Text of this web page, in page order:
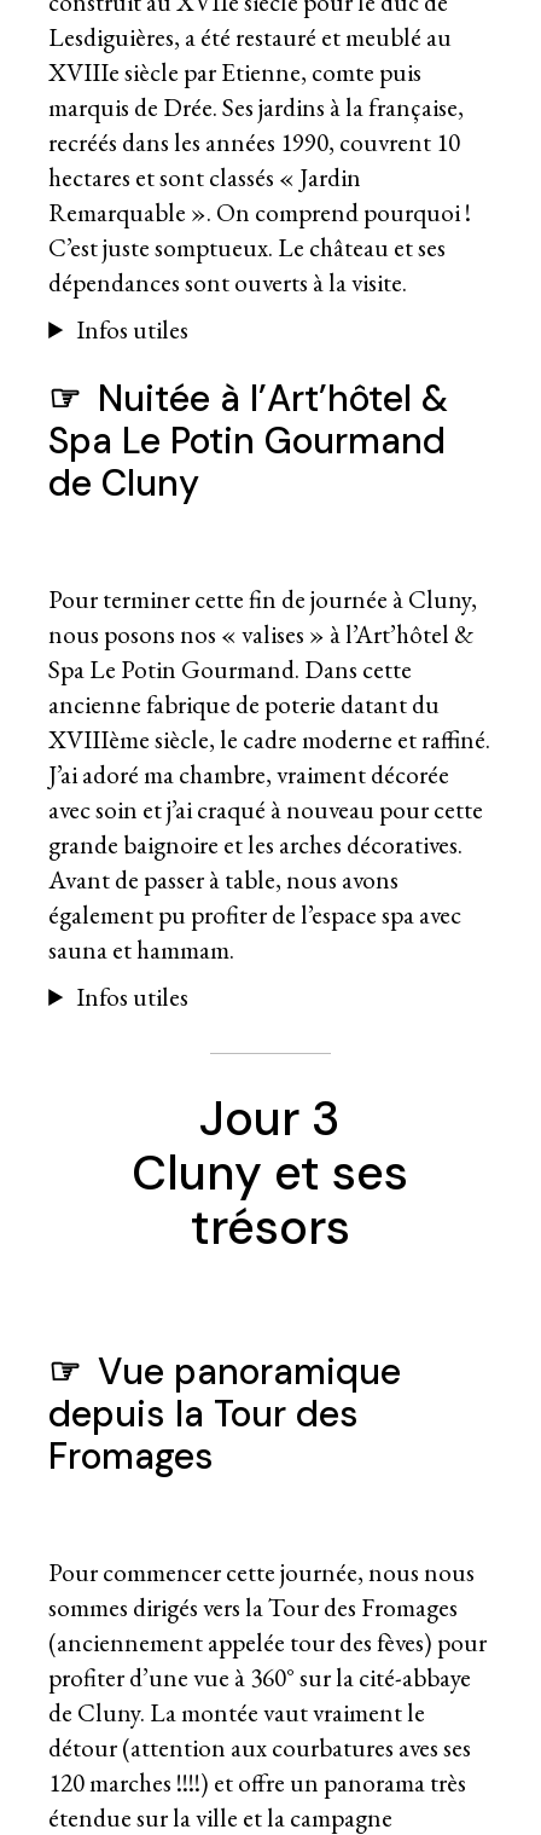
Lesdiguières, a été restauré et meublé au
XVIIIe siècle par Etienne, comte puis
marquis de Drée. Ses jardins à la française,
recréés dans les années 1990, couvrent 10
hectares et sont classés « Jardin
Remarquable ». On comprend pourquoi !
C’est juste somptueux. Le château et ses
dépendances sont ouverts à la visite.
Infos utiles
☞ Nuitée à l’Art’hôtel &
Spa Le Potin Gourmand
de Cluny
Pour terminer cette fin de journée à Cluny,
nous posons nos « valises » à l’Art’hôtel &
Spa Le Potin Gourmand. Dans cette
ancienne fabrique de poterie datant du
XVIIIème siècle, le cadre moderne et raffiné.
J’ai adoré ma chambre, vraiment décorée
avec soin et j’ai craqué à nouveau pour cette
grande baignoire et les arches décoratives.
Avant de passer à table, nous avons
également pu profiter de l’espace spa avec
sauna et hammam.
Infos utiles
Jour 3
Cluny et ses
trésors
☞Vue panoramique
depuis la Tour des
Fromages
Pour commencer cette journée, nous nous
sommes dirigés vers la Tour des Fromages
(anciennement appelée tour des fèves) pour
profiter d’une vue à 360° sur la cité-abbaye
de Cluny. La montée vaut vraiment le
détour (attention aux courbatures aves ses
120 marches !!!!) et offre un panorama très
étendue sur la ville et la campagne